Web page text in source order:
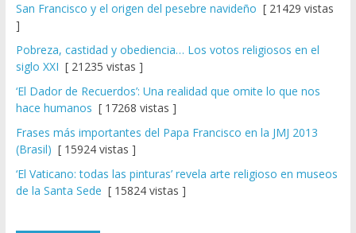
San Francisco y el origen del pesebre navideño [ 21429 vistas
]
Pobreza, castidad y obediencia… Los votos religiosos en el
siglo XXI [ 21235 vistas ]
‘El Dador de Recuerdos’: Una realidad que omite lo que nos
hace humanos [ 17268 vistas ]
Frases más importantes del Papa Francisco en la JMJ 2013
(Brasil) [ 15924 vistas ]
‘El Vaticano: todas las pinturas’ revela arte religioso en museos
de la Santa Sede [ 15824 vistas ]